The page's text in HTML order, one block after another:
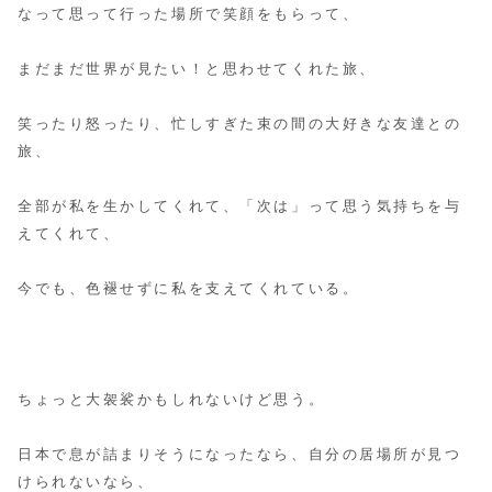
なって思って行った場所で笑顔をもらって、
まだまだ世界が見たい！と思わせてくれた旅、
笑ったり怒ったり、忙しすぎた束の間の大好きな友達との
旅、
全部が私を生かしてくれて、「次は」って思う気持ちを与
えてくれて、
今でも、色褪せずに私を支えてくれている。
ちょっと大袈裟かもしれないけど思う。
日本で息が詰まりそうになったなら、自分の居場所が見つ
けられないなら、